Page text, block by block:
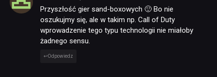
Przyszłość gier sand-boxowych 🙂 Bo nie
oszukujmy się, ale w takim np. Call of Duty
wprowadzenie tego typu technologii nie miałoby
żadnego sensu.
Odpowiedz